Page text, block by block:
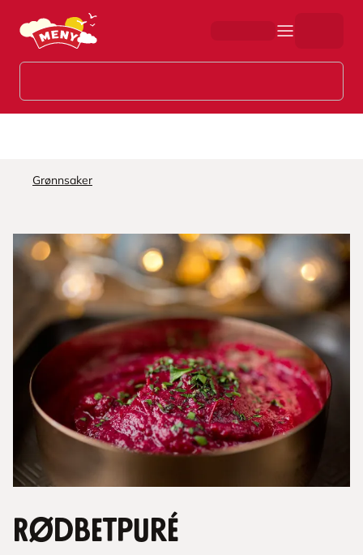
Hopp til hovedinnhold
Grønnsaker
Rødbetpuré